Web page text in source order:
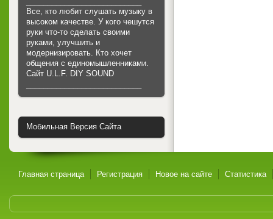
Все, кто любит слушать музыку в
высоком качестве. У кого чешутся
руки что-то сделать своими
руками, улучшить и
модернизировать. Кто хочет
общения с единомышленниками.
Cайт U.L.F. DIY SOUND
Мобильная Версия Сайта
Главная страница Регистрация Новое на сайте Статистика